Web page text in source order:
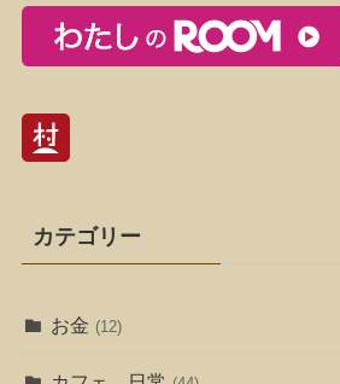
カテゴリー
お金 (12)